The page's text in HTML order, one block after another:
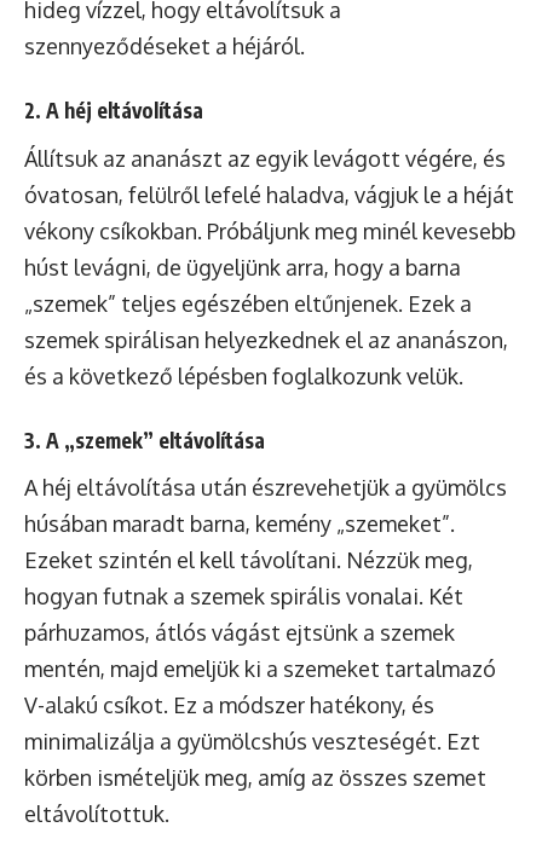
hideg vízzel, hogy eltávolítsuk a
szennyeződéseket a héjáról.
2. A héj eltávolítása
Állítsuk az ananászt az egyik levágott végére, és
óvatosan, felülről lefelé haladva, vágjuk le a héját
vékony csíkokban. Próbáljunk meg minél kevesebb
húst levágni, de ügyeljünk arra, hogy a barna
„szemek” teljes egészében eltűnjenek. Ezek a
szemek spirálisan helyezkednek el az ananászon,
és a következő lépésben foglalkozunk velük.
3. A „szemek” eltávolítása
A héj eltávolítása után észrevehetjük a gyümölcs
húsában maradt barna, kemény „szemeket”.
Ezeket szintén el kell távolítani. Nézzük meg,
hogyan futnak a szemek spirális vonalai. Két
párhuzamos, átlós vágást ejtsünk a szemek
mentén, majd emeljük ki a szemeket tartalmazó
V-alakú csíkot. Ez a módszer hatékony, és
minimalizálja a gyümölcshús veszteségét. Ezt
körben ismételjük meg, amíg az összes szemet
eltávolítottuk.